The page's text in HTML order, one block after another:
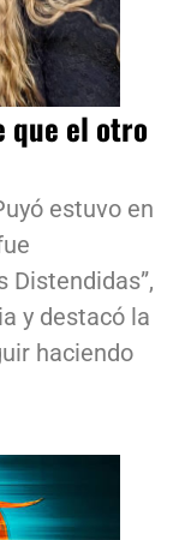
que el otro
estuvo en
Distendidas”,
y destacó la
haciendo